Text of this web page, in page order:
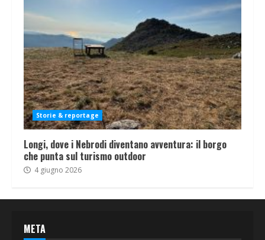
Storie & reportage
Longi, dove i Nebrodi diventano avventura: il borgo
che punta sul turismo outdoor
4 giugno 2026
META